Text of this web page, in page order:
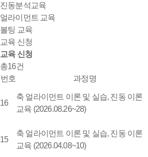
진동분석교육
얼라이먼트 교육
볼팅 교육
교육 신청
교육 신청
총16건
번호
과정명
16
축 얼라이먼트 이론 및 실습, 진동 이론
교육 (2026.08.26~28)
15
축 얼라이먼트 이론 및 실습, 진동 이론
교육 (2026.04.08~10)